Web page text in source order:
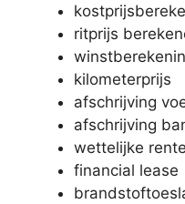
ritprijs
kilometerprijs
afschrijving
afschrijving
wettelijke
financial lease